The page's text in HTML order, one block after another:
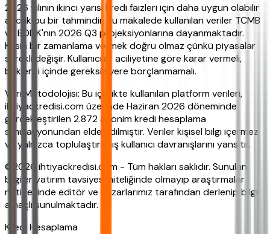
2026 yılının ikinci yarısı kredi faizleri için daha uygun olabilir
ancak bu bir tahmindir. Bu makalede kullanılan veriler TCMB
ve BDDK'nın 2026 Q3 projeksiyonlarına dayanmaktadır.
Kesin bir zamanlama vermek doğru olmaz çünkü piyasalar
sürekli değişir. Kullanıcılar aciliyetine göre karar vermeli,
beklenti içinde gereksiz yere borçlanmamalı.
Veri Metodolojisi: Bu içerikte kullanılan platform verileri,
ihtiyackredisi.com üzerinde Haziran 2026 döneminde
gerçekleştirilen 2.872 anonim kredi hesaplama
simülasyonundan elde edilmiştir. Veriler kişisel bilgi içermez
ve yalnızca toplulaştırılmış kullanıcı davranışlarını yansıtır.
©2026 ihtiyackredisi.com - Tüm hakları saklıdır. Sunulan
bilgiler yatırım tavsiyesi niteliğinde olmayıp araştırmalar
neticesinde editör ve yazarlarımız tarafından derlenip bilgi
amaçlı sunulmaktadır.
Kredi Hesaplama